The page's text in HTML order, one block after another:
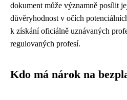
dokument může významně posílit
důvěryhodnost v očích
k získání oficiálně uznávaných
regulovaných profesí.
Kdo má nárok na